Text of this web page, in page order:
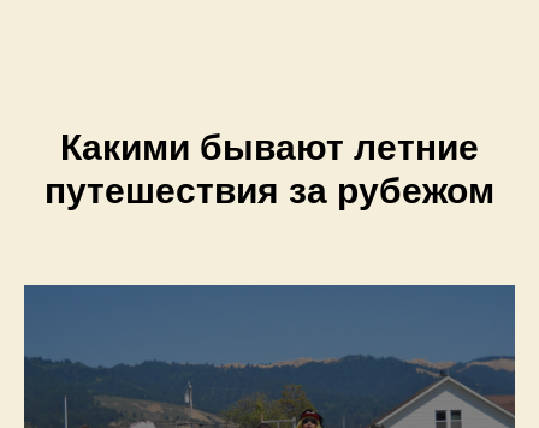
Какими бывают летние
путешествия за рубежом